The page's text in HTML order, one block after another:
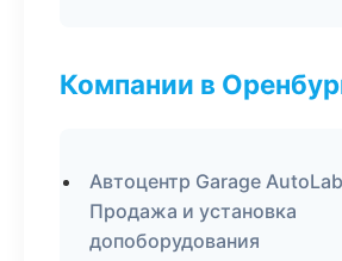
Компании в
Автоцентр Garage
Продажа и установка
допоборудования